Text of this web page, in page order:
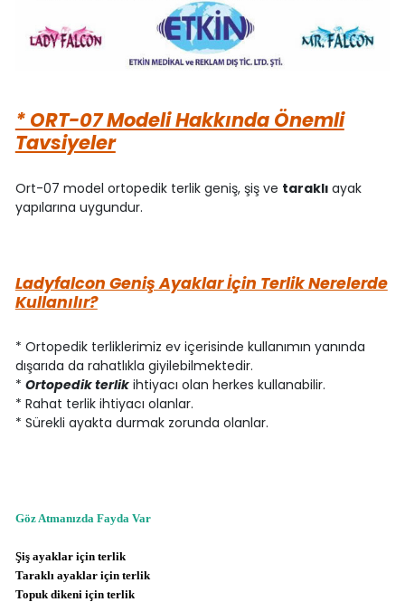
* ORT-07 Modeli Hakkında Önemli
Tavsiyeler
Ort-07 model ortopedik terlik geniş, şiş ve taraklı ayak
yapılarına uygundur.
Ladyfalcon Geniş Ayaklar İçin Terlik Nerelerde
Kullanılır?
* Ortopedik terliklerimiz ev içerisinde kullanımın yanında
dışarıda da rahatlıkla giyilebilmektedir.
* Ortopedik terlikihtiyacı olan herkes kullanabilir.
* Rahat terlik ihtiyacı olanlar.
* Sürekli ayakta durmak zorunda olanlar.
Göz Atmanızda Fayda Var
Şiş ayaklar için terlik
Taraklı ayaklar için terlik
Topuk dikeni için terlik